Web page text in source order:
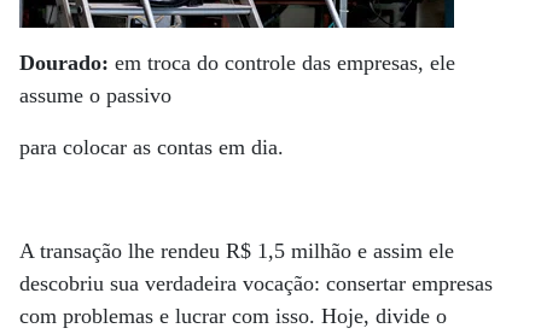
Dourado: em troca do controle das empresas, ele
assume o passivo
para colocar as contas em dia.
A transação lhe rendeu R$ 1,5 milhão e assim ele
descobriu sua verdadeira vocação: consertar empresas
com problemas e lucrar com isso. Hoje, divide o